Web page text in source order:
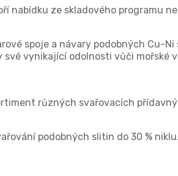
nabídku ze skladového programu
spoje a návary podobných Cu-
vynikající odolnosti vůči mořské
různých svařovacích
podobných slitin do 30 %